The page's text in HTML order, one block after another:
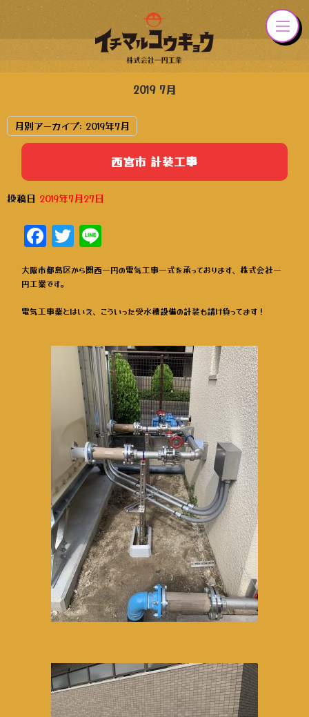
2019 7月
月別アーカイブ: 2019年7月
西宮市 計装工事
投稿日 2019年7月27日
Facebook
Twitter
大阪市都島区から関西一円の電気工事一式を承っております、株式会社一
円工業です。
電気工事業とはいえ、こういった受水槽設備の計装も請け負ってます！